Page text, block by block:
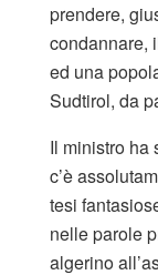
prendere,
condannare,
ed una
Sudtirol, da
Il ministro ha
c’è
tesi
nelle parole
algerino